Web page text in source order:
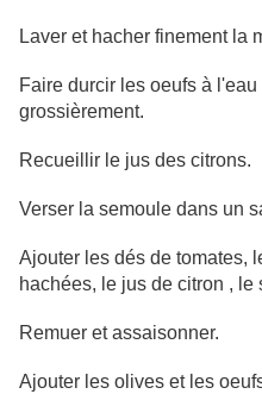
Laver et hacher finement la
Faire durcir les oeufs à
grossièrement.
Recueillir le jus des citrons.
Verser la semoule dans un
Ajouter les dés de tomates,
hachées, le jus de citron ,
Remuer et assaisonner.
Ajouter les olives et les